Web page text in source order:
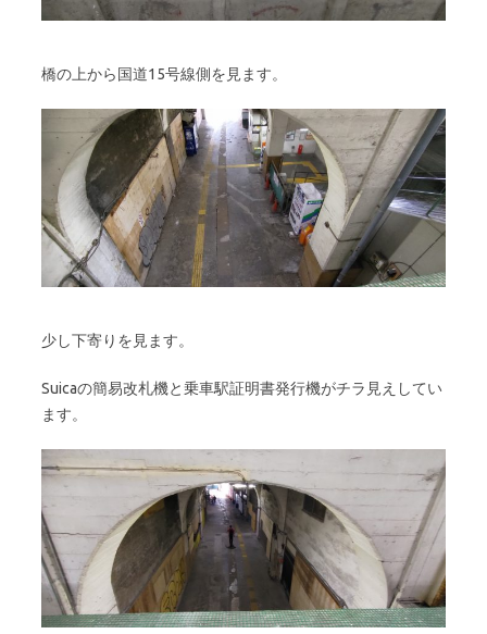
橋の上から国道15号線側を見ます。
少し下寄りを見ます。
Suicaの簡易改札機と乗車駅証明書発行機がチラ見えしてい
ます。